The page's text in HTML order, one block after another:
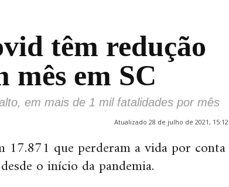
têm redução
mês em SC
em mais de 1 mil fatalidades por mês
Atualizado 28 de julho de 2021, 15:12
que perderam a vida por conta
o início da pandemia.